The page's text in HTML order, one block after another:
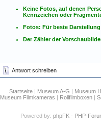
Keine Fotos, auf denen
Kennzeichen oder
Fotos: Für beste
Der Zähler der
Antwort schreiben
Startseite | Museum A-G | Museum
Museum Filmkameras | Rollfilmboxen|
Powered by: phpFK - PHP-